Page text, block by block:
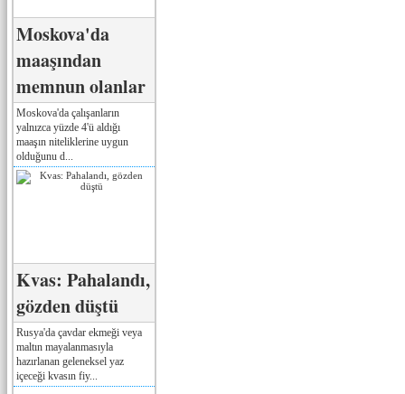
Moskova'da
maaşından
memnun olanlar
Moskova'da çalışanların
yalnızca yüzde 4'ü aldığı
maaşın niteliklerine uygun
olduğunu d...
Kvas: Pahalandı,
gözden düştü
Rusya'da çavdar ekmeği veya
maltın mayalanmasıyla
hazırlanan geleneksel yaz
içeceği kvasın fiy...